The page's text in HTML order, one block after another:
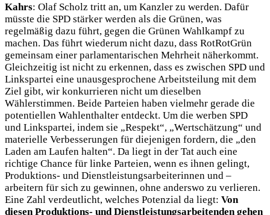
Kahrs: Olaf Scholz tritt an, um Kanzler zu werden. Dafür
müsste die SPD stärker werden als die Grünen, was
regelmäßig dazu führt, gegen die Grünen Wahlkampf zu
machen. Das führt wiederum nicht dazu, dass RotRotGrün
gemeinsam einer parlamentarischen Mehrheit näherkommt.
Gleichzeitig ist nicht zu erkennen, dass es zwischen SPD und
Linkspartei eine unausgesprochene Arbeitsteilung mit dem
Ziel gibt, wir konkurrieren nicht um dieselben
Wählerstimmen. Beide Parteien haben vielmehr gerade die
potentiellen Wahlenthalter entdeckt. Um die werben SPD
und Linkspartei, indem sie „Respekt“, „Wertschätzung“ und
materielle Verbesserungen für diejenigen fordern, die „den
Laden am Laufen halten“. Da liegt in der Tat auch eine
richtige Chance für linke Parteien, wenn es ihnen gelingt,
Produktions- und Dienstleistungsarbeiterinnen und –
arbeitern für sich zu gewinnen, ohne anderswo zu verlieren.
Eine Zahl verdeutlicht, welches Potenzial da liegt: Von
diesen Produktions- und Dienstleistungsarbeitenden gehen